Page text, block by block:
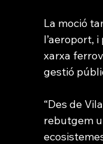
La moció
l’aeroport,
xarxa
gestió
“Des de
rebutgem